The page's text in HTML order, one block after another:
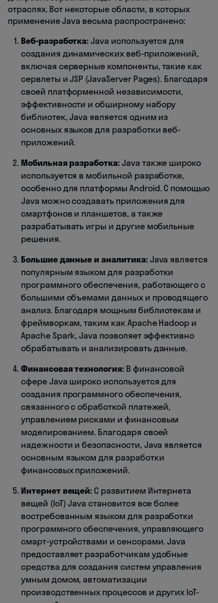
отраслях. Вот некоторые области, в которых
применение Java весьма распространено:
Веб-разработка:Java используется для
создания динамических веб-приложений,
включая серверные компоненты, такие как
сервлеты и JSP (JavaServer Pages). Благодаря
своей платформенной независимости,
эффективности и обширному набору
библиотек, Java является одним из
основных языков для разработки веб-
приложений.
Мобильная разработка:Java также широко
используется в мобильной разработке,
особенно для платформы Android. С помощью
Java можно создавать приложения для
смартфонов и планшетов, а также
разрабатывать игры и другие мобильные
решения.
Большие данные и аналитика:Java является
популярным языком для разработки
программного обеспечения, работающего с
большими объемами данных и проводящего
анализ. Благодаря мощным библиотекам и
фреймворкам, таким как Apache Hadoop и
Apache Spark, Java позволяет эффективно
обрабатывать и анализировать данные.
Финансовая технология:В финансовой
сфере Java широко используется для
создания программного обеспечения,
связанного с обработкой платежей,
управлением рисками и финансовым
моделированием. Благодаря своей
надежности и безопасности, Java является
основным языком для разработки
финансовых приложений.
Интернет вещей: С развитием Интернета
вещей (IoT) Java становится все более
востребованным языком для разработки
программного обеспечения, управляющего
смарт-устройствами и сенсорами. Java
предоставляет разработчикам удобные
средства для создания систем управления
умным домом, автоматизации
производственных процессов и других IoT-